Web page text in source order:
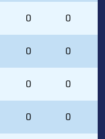
0 0
0 0
0 0
0 0